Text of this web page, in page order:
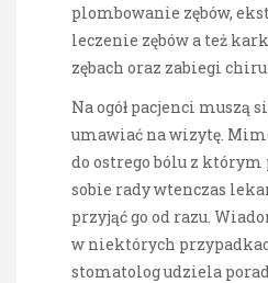
plombowanie zębów,
leczenie zębów a też
zębach oraz zabiegi
Na ogół pacjenci muszą
umawiać na wizytę.
do ostrego bólu z którym
sobie rady wtenczas
przyjąć go od razu.
w niektórych
stomatolog udziela